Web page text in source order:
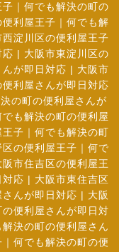
｜何でも解決の町の
利屋王子｜何でも解
西淀川区の便利屋王子
応 | 大阪市東淀川区の
が即日対応 | 大阪市
利屋さんが即日対応
の町の便利屋さんが
も解決の町の便利屋
子｜何でも解決の町
の便利屋王子｜何で
阪市住吉区の便利屋王
対応 | 大阪市東住吉区
んが即日対応 | 大阪
便利屋さんが即日対
決の町の便利屋さん
何でも解決の町の便